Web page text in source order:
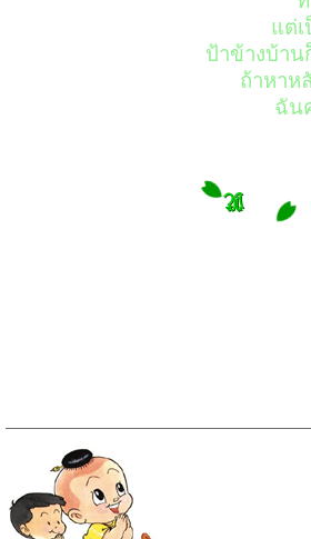
แต่เ
ป้าข้างบ้าน
ถ้าหาห
ฉัน